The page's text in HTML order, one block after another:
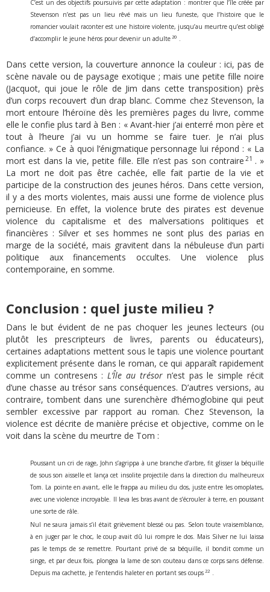
C’est un des objectifs poursuivis par cette adaptation : montrer que l’île créée par
Stevenson n’est pas un lieu rêvé mais un lieu funeste, que l’histoire que le
romancier voulait raconter est une histoire violente, jusqu’au meurtre qu’est obligé
d’accomplir le jeune héros pour devenir un adulte20 .
Dans cette version, la couverture annonce la couleur : ici, pas de
scène navale ou de paysage exotique ; mais une petite fille noire
(Jacquot, qui joue le rôle de Jim dans cette transposition) près
d’un corps recouvert d’un drap blanc. Comme chez Stevenson, la
mort entoure l’héroïne dès les premières pages du livre, comme
elle le confie plus tard à Ben : « Avant-hier j’ai enterré mon père et
tout à l’heure j’ai vu un homme se faire tuer. Je n’ai plus
confiance. » Ce à quoi l’énigmatique personnage lui répond : « La
mort est dans la vie, petite fille. Elle n’est pas son contraire21 . »
La mort ne doit pas être cachée, elle fait partie de la vie et
participe de la construction des jeunes héros. Dans cette version,
il y a des morts violentes, mais aussi une forme de violence plus
pernicieuse. En effet, la violence brute des pirates est devenue
violence du capitalisme et des malversations politiques et
financières : Silver et ses hommes ne sont plus des parias en
marge de la société, mais gravitent dans la nébuleuse d’un parti
politique aux financements occultes. Une violence plus
contemporaine, en somme.
Conclusion : quel juste milieu ?
Dans le but évident de ne pas choquer les jeunes lecteurs (ou
plutôt les prescripteurs de livres, parents ou éducateurs),
certaines adaptations mettent sous le tapis une violence pourtant
explicitement présente dans le roman, ce qui apparaît rapidement
comme un contresens :L’Île au trésorn’est pas le simple récit
d’une chasse au trésor sans conséquences. D’autres versions, au
contraire, tombent dans une surenchère d’hémoglobine qui peut
sembler excessive par rapport au roman. Chez Stevenson, la
violence est décrite de manière précise et objective, comme on le
voit dans la scène du meurtre de Tom :
Poussant un cri de rage, John s’agrippa à une branche d’arbre, fit glisser la béquille
de sous son aisselle et lança cet insolite projectile dans la direction du malheureux
Tom. La pointe en avant, elle le frappa au milieu du dos, juste entre les omoplates,
avec une violence incroyable. Il leva les bras avant de s’écrouler à terre, en poussant
une sorte de râle.
Nul ne saura jamais s’il était grièvement blessé ou pas. Selon toute vraisemblance,
à en juger par le choc, le coup avait dû lui rompre le dos. Mais Silver ne lui laissa
pas le temps de se remettre. Pourtant privé de sa béquille, il bondit comme un
singe, et par deux fois, plongea la lame de son couteau dans ce corps sans défense.
Depuis ma cachette, je l’entendis haleter en portant ses coups22 .